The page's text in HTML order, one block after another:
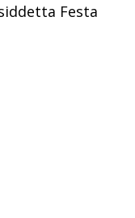
Festa